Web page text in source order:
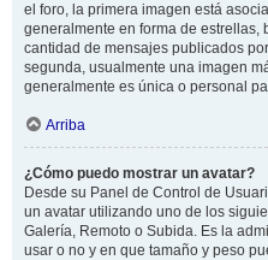
el foro, la primera imagen está
generalmente en forma de estrellas,
cantidad de mensajes publicados
segunda, usualmente una imagen
generalmente es única o personal
Arriba
¿Cómo puedo mostrar un avatar?
Desde su Panel de Control de
un avatar utilizando uno de los
Galería, Remoto o Subida. Es la
usar o no y en que tamaño y peso